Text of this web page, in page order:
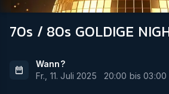
70s / 80s GOLDIGE
Wann?
Fr., 11. Juli 2025
20:00 bis03:00